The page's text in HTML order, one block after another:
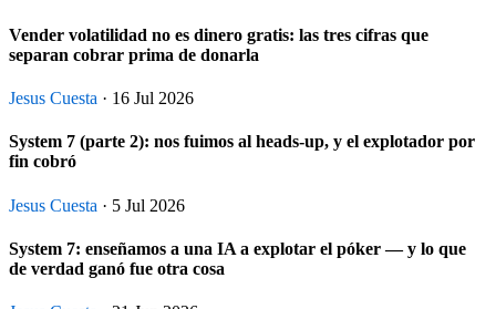
Vender volatilidad no es dinero gratis: las tres cifras que
separan cobrar prima de donarla
Jesus Cuesta · 16 Jul 2026
System 7 (parte 2): nos fuimos al heads-up, y el explotador por
fin cobró
Jesus Cuesta · 5 Jul 2026
System 7: enseñamos a una IA a explotar el póker — y lo que
de verdad ganó fue otra cosa